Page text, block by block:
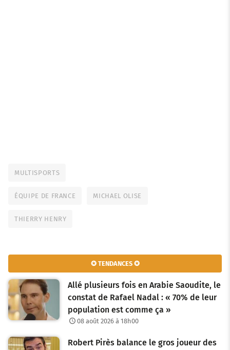
MULTISPORTS
ÉQUIPE DE FRANCE MICHAEL OLISE
THIERRY HENRY
✪ TENDANCES ✪
Allé plusieurs fois en Arabie Saoudite, le
constat de Rafael Nadal : « 70% de leur
population est comme ça »
08 août 2026 à 18h00
Robert Pirès balance le gros joueur des